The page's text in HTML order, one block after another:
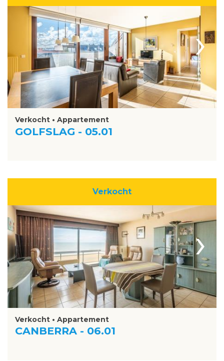
›
Verkocht • Appartement
GOLFSLAG - 05.01
Verkocht
›
Verkocht • Appartement
CANBERRA - 06.01